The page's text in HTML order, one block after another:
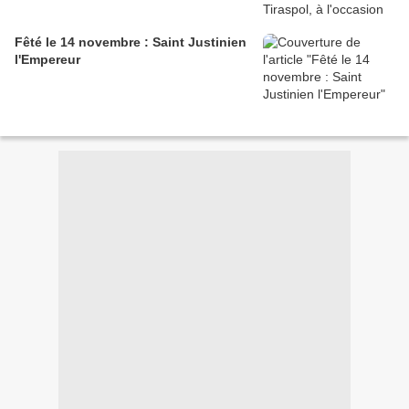
Fêté le 14 novembre : Saint Justinien
l'Empereur